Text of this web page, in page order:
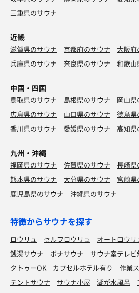
三重県のサウナ
近畿
滋賀県のサウナ 京都府のサウナ
大阪府
兵庫県のサウナ
奈良県のサウナ 和歌山
中国・四国
鳥取県のサウナ 島根県のサウナ
岡山県
広島県のサウナ
山口県のサウナ
徳島県
香川県のサウナ
愛媛県のサウナ 高知県
九州・沖縄
福岡県のサウナ 佐賀県のサウナ
長崎県
熊本県のサウナ
大分県のサウナ
宮崎県
鹿児島県のサウナ
沖縄県のサウナ
特徴からサウナを探す
ロウリュ セルフロウリュ オートロウリ
銭湯サウナ
ボナサウナ サウナ室テレビ
タトゥーOK
カプセルホテル有り
作業
テントサウナ
サウナ小屋 湖が水風呂